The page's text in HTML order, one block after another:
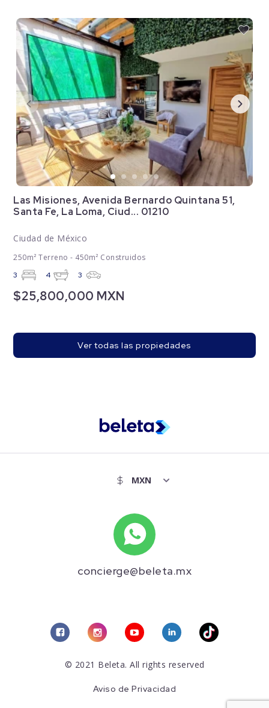
Las Misiones, Avenida Bernardo Quintana 51,
Santa Fe, La Loma, Ciud... 01210
Ciudad de México
250m² Terreno - 450m² Construidos
3 4 3
$25,800,000 MXN
Ver todas las propiedades
concierge@beleta.mx
© 2021 Beleta. All rights reserved
Aviso de Privacidad